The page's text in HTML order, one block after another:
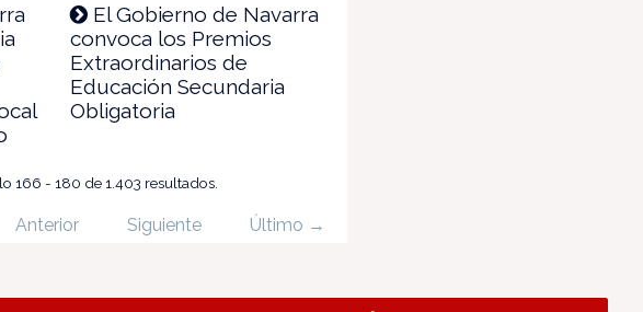
El Gobierno de Navarra
convoca los Premios
Extraordinarios de
Educación Secundaria
Obligatoria
166 - 180 de 1.403 resultados.
Anterior Siguiente Último →